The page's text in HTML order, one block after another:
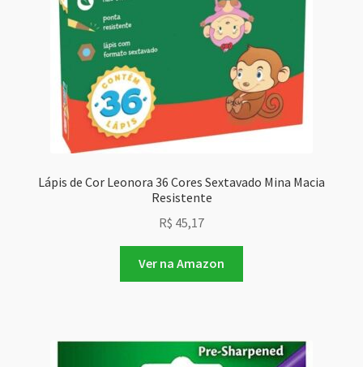
Lápis de Cor Leonora 36 Cores Sextavado Mina Macia
Resistente
R$ 45,17
Ver na Amazon